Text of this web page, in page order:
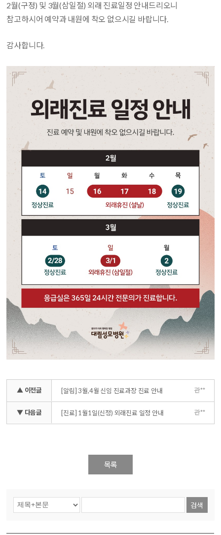
2월(구정) 및 3월(삼일절) 외래 진료일정 안내드리오니
참고하시어 예약과 내원에 착오 없으시길 바랍니다.
감사합니다.
▲ 이전글 [알림] 3월,4월 신임 진료과장 진료 안내 관**
▼ 다음글 [진료] 1월1일(신정) 외래진료 일정 안내 관**
목록
검색